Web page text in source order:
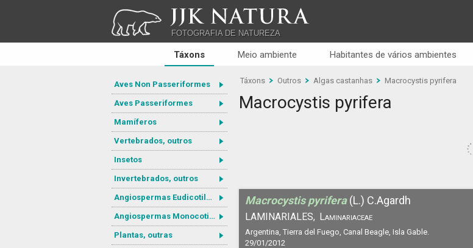
JJK NATURA
FOTOGRAFIA DE NATUREZA
Táxons Meio ambiente Habitantes de vários ambientes
Aves Non Passeriformes
Aves Passeriformes
Mamíferos
Vertebrados, outros
Insetos
Invertebrados, outros
Angiospermas Eudicotiledôneas
Angiospermas Monocotiledôneas
Plantas, outras
Táxons Outros Algas castanhas Macrocystis pyrifera
Macrocystis pyrifera
Macrocystis pyrifera (L.) C.Agardh
LAMINARIALES, Laminariaceae
Argentina, Tierra del Fuego, Canal Beagle, Isla Gable.
29/01/2012